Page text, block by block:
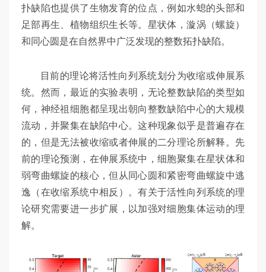
扑缺陷也提供了生物发育的位点，例如水螅的头部和
足部再生、植物组织生长等。星状体，漩涡（螺旋）
和同心圆是在自然界中广泛发现的整数拓扑缺陷。
目前的理论将活性向列系统划分为收缩或伸展系
统。然而，最近的实验表明，无论整数缺陷的类型如
何，神经祖细胞都呈现出朝向整数缺陷中心的大规模
流动，并聚集在缺陷中心。这种现象似乎是普遍存在
的，但是无法被收缩或者伸展的二分理论所解释。先
前的理论预测，在伸展系统中，细胞聚集在星状体和
弱弯曲螺旋的核心，但从同心圆和紧密弯曲螺旋中逃
逸（在收缩系统中相反）。有关于活性向列系统的理
论研究需要进一步扩展，以加强对细胞集体运动的理
解。